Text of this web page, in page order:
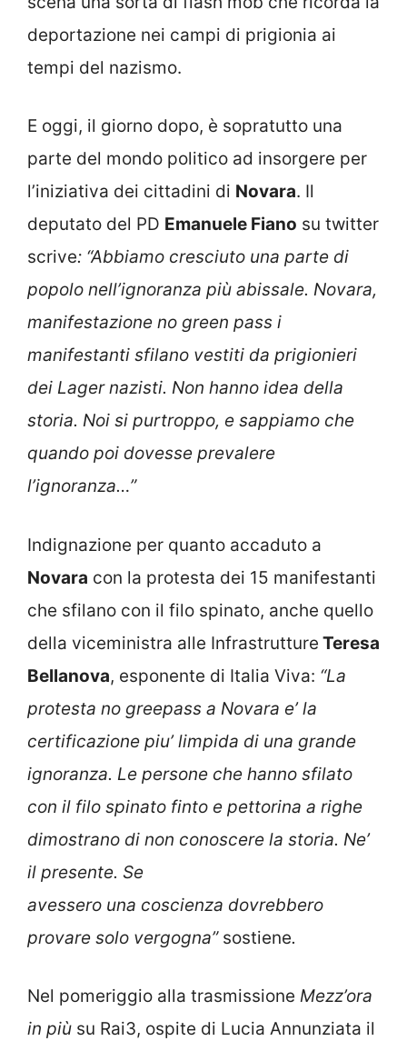
deportazione nei campi di prigionia ai
tempi del nazismo.
E oggi, il giorno dopo, è sopratutto una
parte del mondo politico ad insorgere per
l’iniziativa dei cittadini di Novara. Il
deputato del PD Emanuele Fiano su twitter
scrive: “Abbiamo cresciuto una parte di
popolo nell’ignoranza più abissale. Novara,
manifestazione no green pass i
manifestanti sfilano vestiti da prigionieri
dei Lager nazisti. Non hanno idea della
storia. Noi si purtroppo, e sappiamo che
quando poi dovesse prevalere
l’ignoranza…”
Indignazione per quanto accaduto a
Novara con la protesta dei 15 manifestanti
che sfilano con il filo spinato, anche quello
della viceministra alle Infrastrutture Teresa
Bellanova, esponente di Italia Viva: “La
protesta no greepass a Novara e’ la
certificazione piu’ limpida di una grande
ignoranza. Le persone che hanno sfilato
con il filo spinato finto e pettorina a righe
dimostrano di non conoscere la storia. Ne’
il presente. Se
avessero una coscienza dovrebbero
provare solo vergogna” sostiene.
Nel pomeriggio alla trasmissione Mezz’ora
in più su Rai3, ospite di Lucia Annunziata il